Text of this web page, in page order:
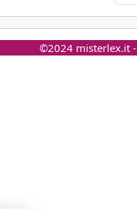
©2024 misterlex.it -